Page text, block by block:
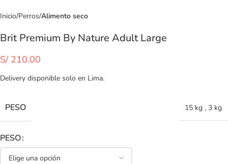
Inicio Perros Alimento seco
Brit Premium By Nature Adult Large
S/210.00
Delivery disponible solo en Lima.
PESO 15 kg , 3 kg
PESO